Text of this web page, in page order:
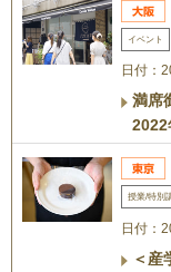
イベント
日付：
満席
2022
授業/特別
日付：
＜産